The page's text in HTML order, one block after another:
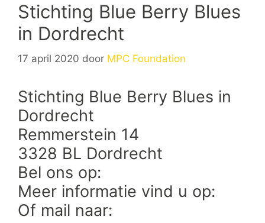
Stichting Blue Berry Blues
in Dordrecht
17 april 2020 door MPC Foundation
Stichting Blue Berry Blues in
Dordrecht
Remmerstein 14
3328 BL Dordrecht
Bel ons op:
Meer informatie vind u op:
Of mail naar: